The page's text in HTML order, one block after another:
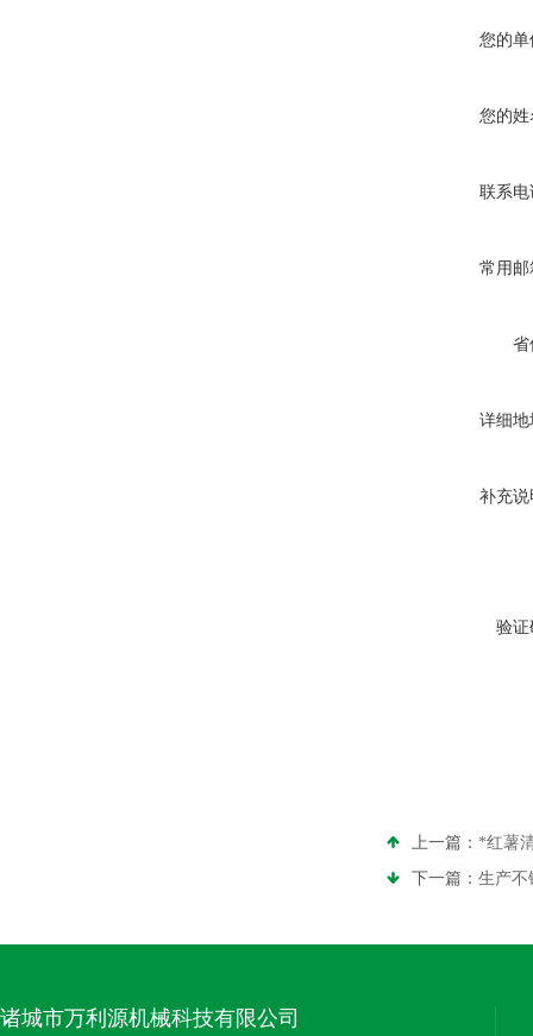
您的单
您的姓
联系电
常用邮
省
详细地
补充说
验证
上一篇： *红薯
下一篇： 生产不
诸城市万利源机械科技有限公司